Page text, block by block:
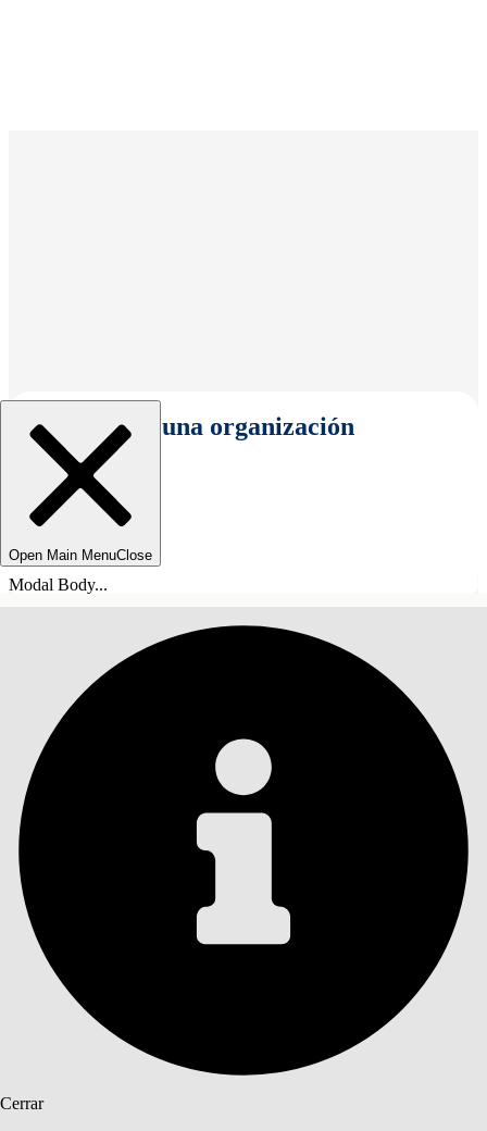
Seleccionar una organización
Open Main MenuClose
Modal Body...
Cerrar
Índice de materias
ÍNDICE DE MATERIAS
Buscar